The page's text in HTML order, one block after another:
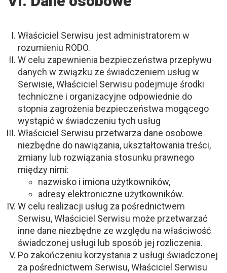
Właściciel Serwisu jest administratorem w
rozumieniu RODO.
W celu zapewnienia bezpieczeństwa przepływu
danych w związku ze świadczeniem usług w
Serwisie, Właściciel Serwisu podejmuje środki
techniczne i organizacyjne odpowiednie do
stopnia zagrożenia bezpieczeństwa mogącego
wystąpić w świadczeniu tych usług
Właściciel Serwisu przetwarza dane osobowe
niezbędne do nawiązania, ukształtowania treści,
zmiany lub rozwiązania stosunku prawnego
między nimi:
nazwisko i imiona użytkowników,
adresy elektroniczne użytkowników.
W celu realizacji usług za pośrednictwem
Serwisu, Właściciel Serwisu może przetwarzać
inne dane niezbędne ze względu na właściwość
świadczonej usługi lub sposób jej rozliczenia.
Po zakończeniu korzystania z usługi świadczonej
za pośrednictwem Serwisu, Właściciel Serwisu